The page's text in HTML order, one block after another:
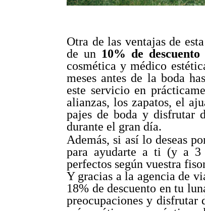
Otra de las ventajas de
de un 10% de descuento
cosmética y médico
meses antes de la boda
este servicio en
alianzas, los zapatos, el
pajes de boda y disfrutar
durante el gran día.
Además, si así lo deseas
para ayudarte a ti (y a 3
perfectos según vuestra
Y gracias a la agencia de
18% de descuento en tu
preocupaciones y disfrutar